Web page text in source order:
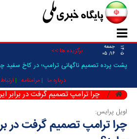
۱۴۰۵
جمعه
۱۶/ ۰۵
برگزیده ها >>
پشت پرده تصمیم ناگهانی ترامپ؛ در کاخ سفید
درباره ما مرامنامه
چرا ترامپ تصمیم گرفت در برابر
اویل پرایس:
چرا ترامپ تصمیم گرفت در